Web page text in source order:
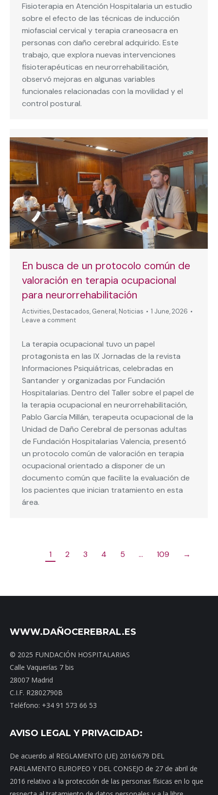
Fisioterapia en Atención Hospitalaria un estudio
sobre el efecto de las técnicas de inducción
miofascial cervical y terapia craneosacra en
personas con daño cerebral adquirido. Este
trabajo, que explora nuevas intervenciones
fisioterapéuticas en neurorrehabilitación,
observó mejoras en algunas variables
funcionales relacionadas con la movilidad y el
control postural.
En busca de un protocolo común de
valoración en terapia ocupacional
para neurorrehabilitación
Activities, Destacados, General, Noticias
1 June, 2026
Leave a comment
La terapia ocupacional tuvo un papel
protagonista en las IX Jornadas de la revista
Informaciones Psiquiátricas, celebradas en
Santander y organizadas por Fundación
Hospitalarias. Dentro del Taller sobre el papel de
la terapia ocupacional en neurorrehabilitación,
Pablo García Millán, terapeuta ocupacional de la
Unidad de Daño Cerebral de personas adultas
de Fundación Hospitalarias Valencia, presentó
un protocolo común de valoración en terapia
ocupacional orientado a disponer de un
documento común que facilite la evaluación de
los pacientes que inician tratamiento en esta
área.
1 2 3 4 5 … 109 →
WWW.DAÑOCEREBRAL.ES
© 2025 FUNDACIÓN HOSPITALARIAS
Calle Vaquerías 7 bis
28007 Madrid
C.I.F. R2802790B
Teléfono: +34 91 573 66 53
AVISO LEGAL Y PRIVACIDAD:
De acuerdo al REGLAMENTO (UE) 2016/679 DEL
PARLAMENTO EUROPEO Y DEL CONSEJO de 27 de abril de
2016 relativo a la protección de las personas físicas en lo que